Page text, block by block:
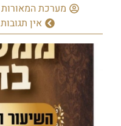
מערכת המאורות
אין תגובות